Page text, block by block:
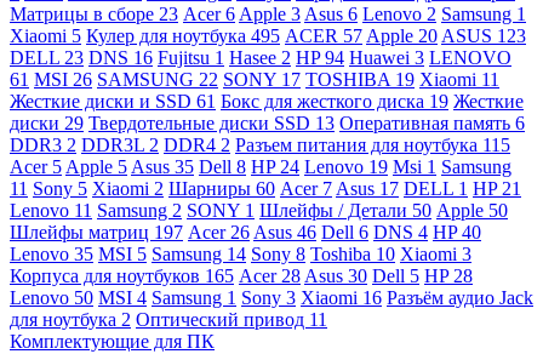
Матрицы в сборе 23 Acer6 Apple 3 Asus 6 Lenovo 2 Samsung 1
Xiaomi 5 Кулер для ноутбука 495 ACER 57 Apple 20 ASUS 123
DELL 23 DNS 16 Fujitsu 1 Hasee 2 HP94 Huawei 3 LENOVO
61 MSI 26 SAMSUNG 22 SONY 17 TOSHIBA 19 Xiaomi 11
Жесткие диски и SSD 61 Бокс для жесткого диска 19 Жесткие
диски 29 Твердотельные диски SSD 13 Оперативная память 6
DDR3 2 DDR3L 2 DDR4 2 Разъем питания для ноутбука 115
Acer 5 Apple 5 Asus 35 Dell 8 HP 24 Lenovo 19 Msi 1 Samsung
11 Sony 5 Xiaomi 2 Шарниры 60 Acer 7 Asus 17 DELL 1 HP 21
Lenovo 11 Samsung 2 SONY 1 Шлейфы / Детали 50 Apple 50
Шлейфы матриц 197 Acer 26 Asus 46 Dell 6 DNS 4 HP40
Lenovo 35 MSI 5 Samsung 14 Sony 8 Toshiba 10 Xiaomi 3
Корпуса для ноутбуков 165 Acer 28 Asus 30 Dell 5 HP 28
Lenovo 50 MSI 4 Samsung 1 Sony 3 Xiaomi 16 Разъём аудио Jack
для ноутбука 2 Оптический привод 11
Комплектующие для ПК